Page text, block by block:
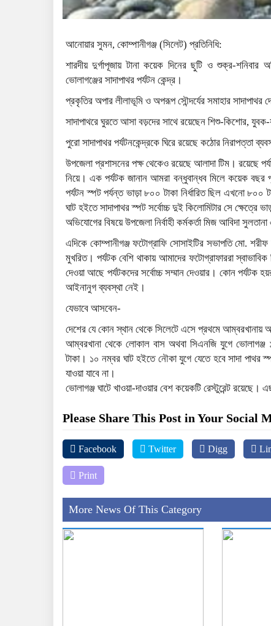
আনোয়ার সুমন, কোম্পানীগঞ্জ (সিলেট) প্রতিনিধি:
শারদীয় দুর্গাপূজায় টানা কয়েক দিনের ছুটি ও শুক্র-
ভোলাগঞ্জের সাদাপাথর পর্যটন কেন্দ্র।
প্রকৃতির অপার লীলাভূমি ও অপরূপ সৌন্দর্যের সমাহার সাদাপাথর
সাদাপাথরে ঘুরতে আসা বড়দের সাথে রয়েছেন শিশু-কিশোর,
পুরো সাদাপাথর পর্যটনকেন্দ্রকে ঘিরে রয়েছে কঠোর নিরাপত্তা
উপজেলা প্রশাসনের পক্ষ থেকেও রয়েছে আলাদা টিম। রয়েছে
নিয়ে। এক পর্যটক জানান আমরা বন্ধুবান্ধব মিলে কয়েক বছর
পর্যটন স্পট পর্যন্ত ভাড়া ৮০০ টাকা নির্ধারিত ছিল এখনো
ঘাট হইতে সাদাপাথর স্পট সর্বোচ্চ দুই কিলোমিটার সে
অভিযোগের বিষয়ে উপজেলা নির্বাহী কর্মকর্তা মিজ আবিদা
এদিকে কোম্পানীগঞ্জ ফটোগ্রাফি সোসাইটির সভাপতি মো. শরীফ
মুখরিত। পর্যটক বেশি থাকায় আমাদের ফটোগ্রাফাররা
দেওয়া আছে পর্যটকদের সর্বোচ্চ সম্মান দেওয়ার। কোন পর্যটক
আইনানুগ ব্যবস্থা নেই।
যেভাবে আসবেন-
দেশের যে কোন স্থান থেকে সিলেটে এসে প্রথমে আম্বরখানায়
আম্বরখানা থেকে লোকাল বাস অথবা সিএনজি যুগে
টাকা। ১০ নম্বর ঘাট হইতে নৌকা যুগে যেতে হবে সাদা পাথর
যাওয়া যাবে না।
ভোলাগঞ্জ ঘাটে খাওয়া-দাওয়ার বেশ কয়েকটি রেস্টুরেন্ট রয়েছে।
Please Share This Post in Your Social
Facebook Twitter Digg
Print
More News Of This Category